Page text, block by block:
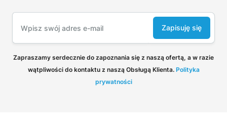
Zapisuję się
Zapraszamy serdecznie do zapoznania się z naszą ofertą, a w razie
wątpliwości do kontaktu z naszą Obsługą Klienta. Polityka
prywatności